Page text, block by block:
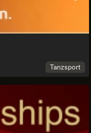
Tanzsport